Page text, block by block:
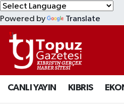
Powered by Translate
CANLI YAYIN KIBRIS
KIBRIS
DÜNYA
EKONOMİ
Lefkoşa Nöbetçi
Lefkoşa Hava Durumu
Lefkoşa Trafik Yoğunluk